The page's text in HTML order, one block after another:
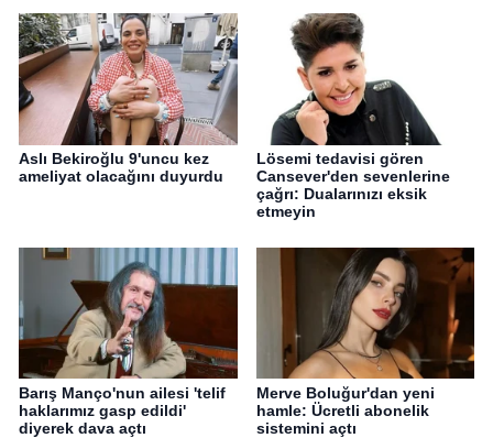
Aslı Bekiroğlu 9'uncu kez
ameliyat olacağını duyurdu
Lösemi tedavisi gören
Cansever'den sevenlerine
çağrı: Dualarınızı eksik
etmeyin
Barış Manço'nun ailesi 'telif
haklarımız gasp edildi'
diyerek dava açtı
Merve Boluğur'dan yeni
hamle: Ücretli abonelik
sistemini açtı